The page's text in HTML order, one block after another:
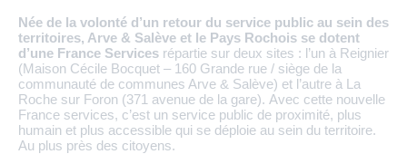
Née de la volonté d’un retour du service public au sein des
territoires, Arve & Salève et le Pays Rochois se dotent
d’une France Services répartie sur deux sites : l’un à Reignier
(Maison Cécile Bocquet – 160 Grande rue / siège de la
communauté de communes Arve & Salève) et l’autre à La
Roche sur Foron (371 avenue de la gare). Avec cette nouvelle
France services, c’est un service public de proximité, plus
humain et plus accessible qui se déploie au sein du territoire.
Au plus près des citoyens.